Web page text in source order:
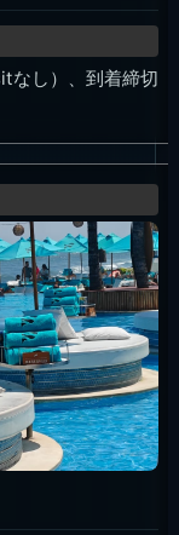
なし）、到着締切